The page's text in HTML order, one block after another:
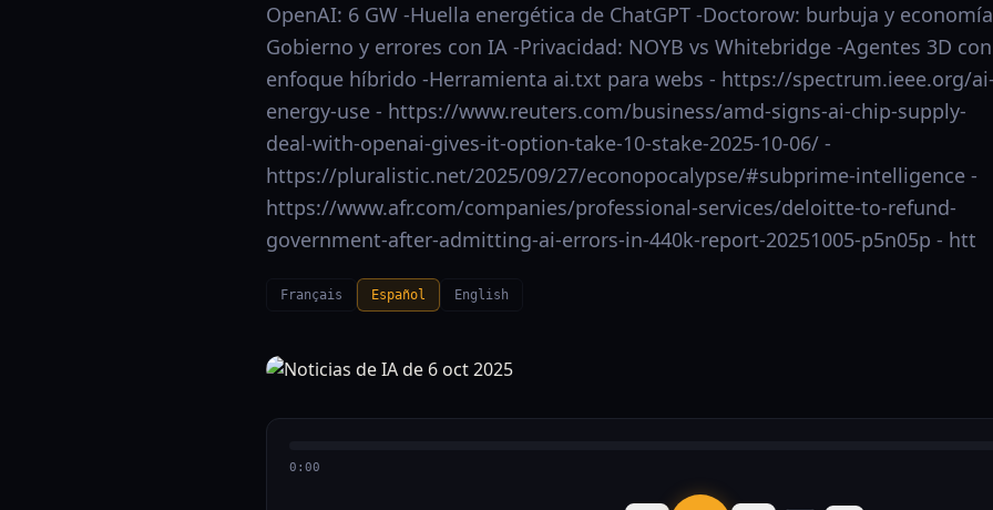
OpenAI: 6 GW -Huella energética de ChatGPT -Doctorow: burbuja y
Gobierno y errores con IA -Privacidad: NOYB vs Whitebridge -Agentes 3D con
enfoque híbrido -Herramienta ai.txt para webs - https://spectrum.ieee.org/ai-
energy-use - https://www.reuters.com/business/amd-signs-ai-chip-supply-
deal-with-openai-gives-it-option-take-10-stake-2025-10-06/ -
https://pluralistic.net/2025/09/27/econopocalypse/#subprime-intelligence -
https://www.afr.com/companies/professional-services/deloitte-to-refund-
government-after-admitting-ai-errors-in-440k-report-20251005-p5n05p - htt
Français Español English
0:00